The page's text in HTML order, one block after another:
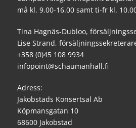
må kl. 9.00-16.00 samt ti-fr kl.
Tina Hagnäs-Dubloo,
Lise Strand,
+358 (0)45 108 9934
infopoint@schaumanhall.fi
Adress:
Jakobstads Konsertsal Ab
Köpmansgatan 10
68600 Jakobstad